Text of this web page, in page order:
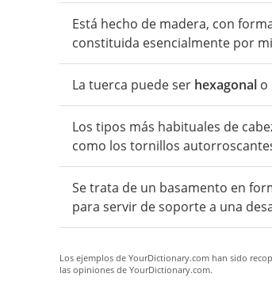
Está hecho de madera, con
constituida esencialmente por
La tuerca puede ser hexagonal o
Los tipos más habituales de
como los tornillos
Se trata de un basamento en
para servir de soporte a una
Los ejemplos de YourDictionary.com han sido
las opiniones de YourDictionary.com.